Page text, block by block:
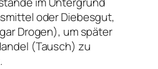
oder Diebesgut,
Drogen), um später
(Tausch) zu